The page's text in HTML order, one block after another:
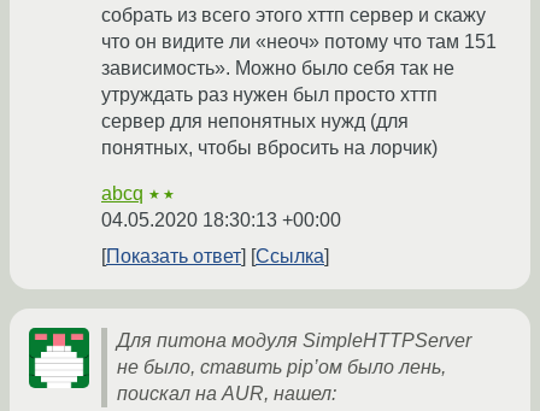
собрать из всего этого хттп сервер и скажу
что он видите ли «неоч» потому что там 151
зависимость». Можно было себя так не
утруждать раз нужен был просто хттп
сервер для непонятных нужд (для
понятных, чтобы вбросить на лорчик)
abcq ★★
04.05.2020 18:30:13 +00:00
Показать ответ
Ссылка
Для питона модуля SimpleHTTPServer
не было, ставить pip’ом было лень,
поискал на AUR, нашел: